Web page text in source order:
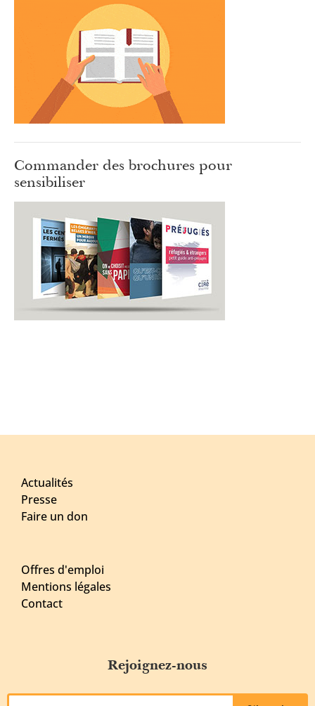
Commander des brochures pour
sensibiliser
Actualités
Presse
Faire un don
Offres d'emploi
Mentions légales
Contact
Rejoignez-nous